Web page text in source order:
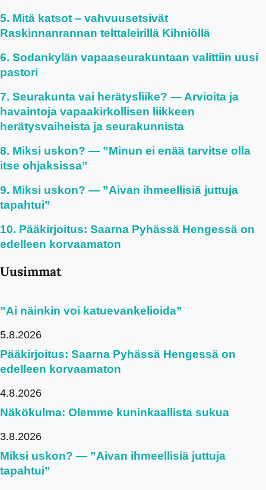
Mitä katsot – vahvuusetsivät
Raskinnanrannan telttaleirillä Kihniöllä
Sodankylän vapaaseurakuntaan valittiin uusi
pastori
Seurakunta vai herätysliike? — Arvioita ja
havaintoja vapaakirkollisen liikkeen
herätysvaiheista ja seurakunnista
Miksi uskon? — ”Minun ei enää tarvitse olla
itse ohjaksissa”
Miksi uskon? — ”Aivan ihmeellisiä juttuja
tapahtui”
Pääkirjoitus: Saarna Pyhässä Hengessä on
edelleen korvaamaton
Uusimmat
”Ai näinkin voi katuevankelioida”
5.8.2026
Pääkirjoitus: Saarna Pyhässä Hengessä on
edelleen korvaamaton
4.8.2026
Näkökulma: Olemme kuninkaallista sukua
3.8.2026
Miksi uskon? — ”Aivan ihmeellisiä juttuja
tapahtui”